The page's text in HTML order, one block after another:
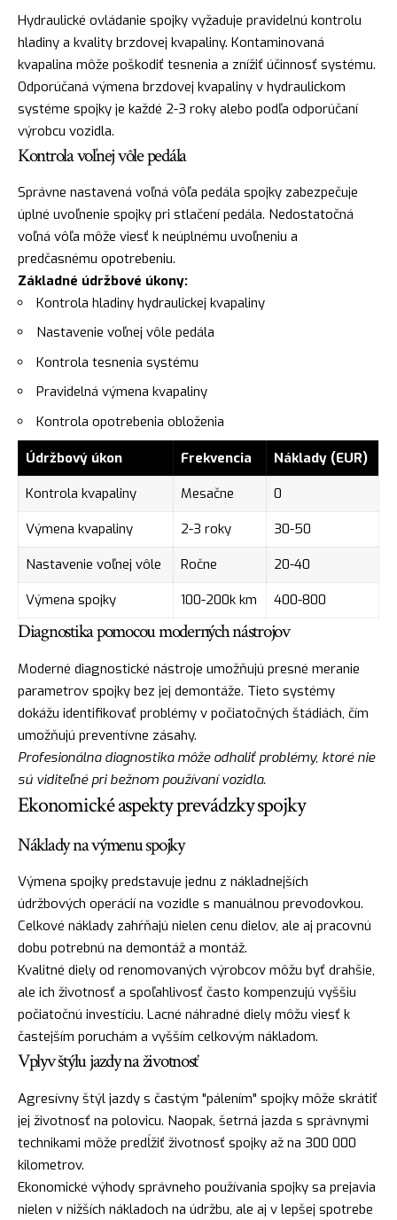
Hydraulické ovládanie spojky vyžaduje pravidelnú kontrolu
hladiny a kvality brzdovej kvapaliny. Kontaminovaná
kvapalina môže poškodiť tesnenia a znížiť účinnosť systému.
Odporúčaná výmena brzdovej kvapaliny v hydraulickom
systéme spojky je každé 2-3 roky alebo podľa odporúčaní
výrobcu vozidla.
Kontrola voľnej vôle pedála
Správne nastavená voľná vôľa pedála spojky zabezpečuje
úplné uvoľnenie spojky pri stlačení pedála. Nedostatočná
voľná vôľa môže viesť k neúplnému uvoľneniu a
predčasnému opotrebeniu.
Základné údržbové úkony:
Kontrola hladiny hydraulickej kvapaliny
Nastavenie voľnej vôle pedála
Kontrola tesnenia systému
Pravidelná výmena kvapaliny
Kontrola opotrebenia obloženia
Údržbový úkon Frekvencia
Náklady (EUR)
Kontrola kvapaliny
Mesačne
0
Výmena kvapaliny
2-3 roky
30-50
Nastavenie voľnej vôle
Ročne
20-40
Výmena spojky
100-200k km 400-800
Diagnostika pomocou moderných nástrojov
Moderné diagnostické nástroje umožňujú presné meranie
parametrov spojky bez jej demontáže. Tieto systémy
dokážu identifikovať problémy v počiatočných štádiách, čím
umožňujú preventívne zásahy.
Profesionálna diagnostika môže odhaliť problémy, ktoré nie
sú viditeľné pri bežnom používaní vozidla.
Ekonomické aspekty prevádzky spojky
Náklady na výmenu spojky
Výmena spojky predstavuje jednu z nákladnejších
údržbových operácií na vozidle s manuálnou prevodovkou.
Celkové náklady zahŕňajú nielen cenu dielov, ale aj pracovnú
dobu potrebnú na demontáž a montáž.
Kvalitné diely od renomovaných výrobcov môžu byť drahšie,
ale ich životnosť a spoľahlivosť často kompenzujú vyššiu
počiatočnú investíciu. Lacné náhradné diely môžu viesť k
častejším poruchám a vyšším celkovým nákladom.
Vplyv štýlu jazdy na životnosť
Agresívny štýl jazdy s častým "pálením" spojky môže skrátiť
jej životnosť na polovicu. Naopak, šetrná jazda s správnymi
technikami môže predĺžiť životnosť spojky až na 300 000
kilometrov.
Ekonomické výhody správneho používania spojky sa prejavia
nielen v nižších nákladoch na údržbu, ale aj v lepšej spotrebe